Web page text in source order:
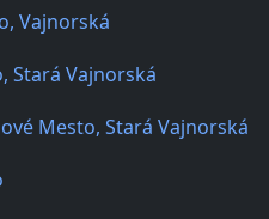
Vajnorská
Stará Vajnorská
Mesto, Stará Vajnorská